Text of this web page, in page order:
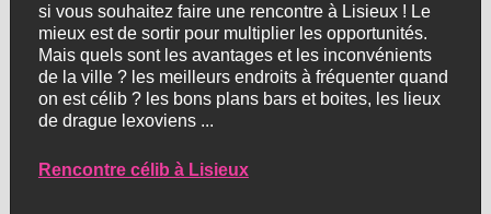
si vous souhaitez faire une rencontre à Lisieux ! Le
mieux est de sortir pour multiplier les opportunités.
Mais quels sont les avantages et les inconvénients
de la ville ? les meilleurs endroits à fréquenter quand
on est célib ? les bons plans bars et boites, les lieux
de drague lexoviens ...
Rencontre célib à Lisieux